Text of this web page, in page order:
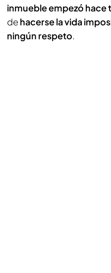
inmueble empezó hace
de hacerse la vida
ningún respeto.